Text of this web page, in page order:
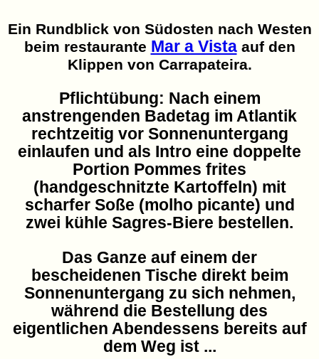
Ein Rundblick von Südosten nach Westen
beim restaurante Mar a Vistaauf den
Klippen von Carrapateira.
Pflichtübung: Nach einem
anstrengenden Badetag im Atlantik
rechtzeitig vor Sonnenuntergang
einlaufen und als Intro eine doppelte
Portion Pommes frites
(handgeschnitzte Kartoffeln) mit
scharfer Soße (molho picante) und
zwei kühle Sagres-Biere bestellen.
Das Ganze auf einem der
bescheidenen Tische direkt beim
Sonnenuntergang zu sich nehmen,
während die Bestellung des
eigentlichen Abendessens bereits auf
dem Weg ist ...